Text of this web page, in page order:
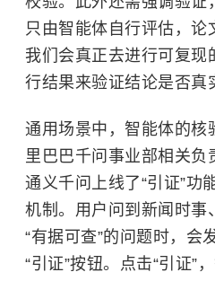
只由智能体自行评估，论
我们会真正去进行可复现
行结果来验证结论是否真
通用场景中，智能体的核
里巴巴千问事业部相关负
通义千问上线了“引证”功
机制。用户问到新闻时事
“有据可查”的问题时，会
“引证”按钮。点击“引证”